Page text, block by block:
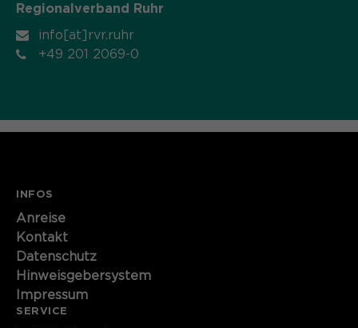
Regionalverband Ruhr
info[at]rvr.ruhr
+49 201 2069-0
INFOS
Anreise
Kontakt
Datenschutz
Hinweisgebersystem
Impressum
SERVICE